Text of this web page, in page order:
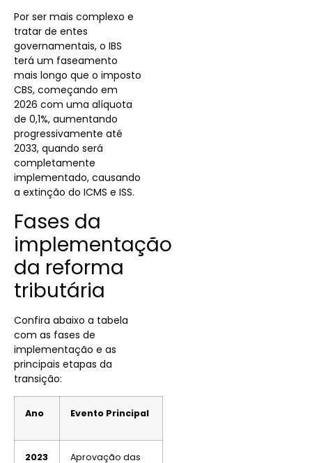
Por ser mais complexo e
tratar de entes
governamentais, o IBS
terá um faseamento
mais longo que o imposto
CBS, começando em
2026 com uma alíquota
de 0,1%, aumentando
progressivamente até
2033, quando será
completamente
implementado, causando
a extinção do ICMS e ISS.
Fases da
implementação
da reforma
tributária
Confira abaixo a tabela
com as fases de
implementação e as
principais etapas da
transição:
Ano Evento Principal
2023
Aprovação das